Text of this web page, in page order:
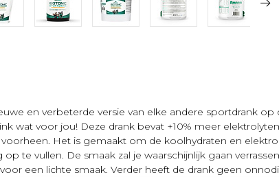
en verbeterde versie van elke andere sportdrank op
wat voor jou! Deze drank bevat +10% meer
Het is gemaakt om de koolhydraten en
te vullen. De smaak zal je waarschijnlijk gaan
een lichte smaak. Verder heeft de drank geen